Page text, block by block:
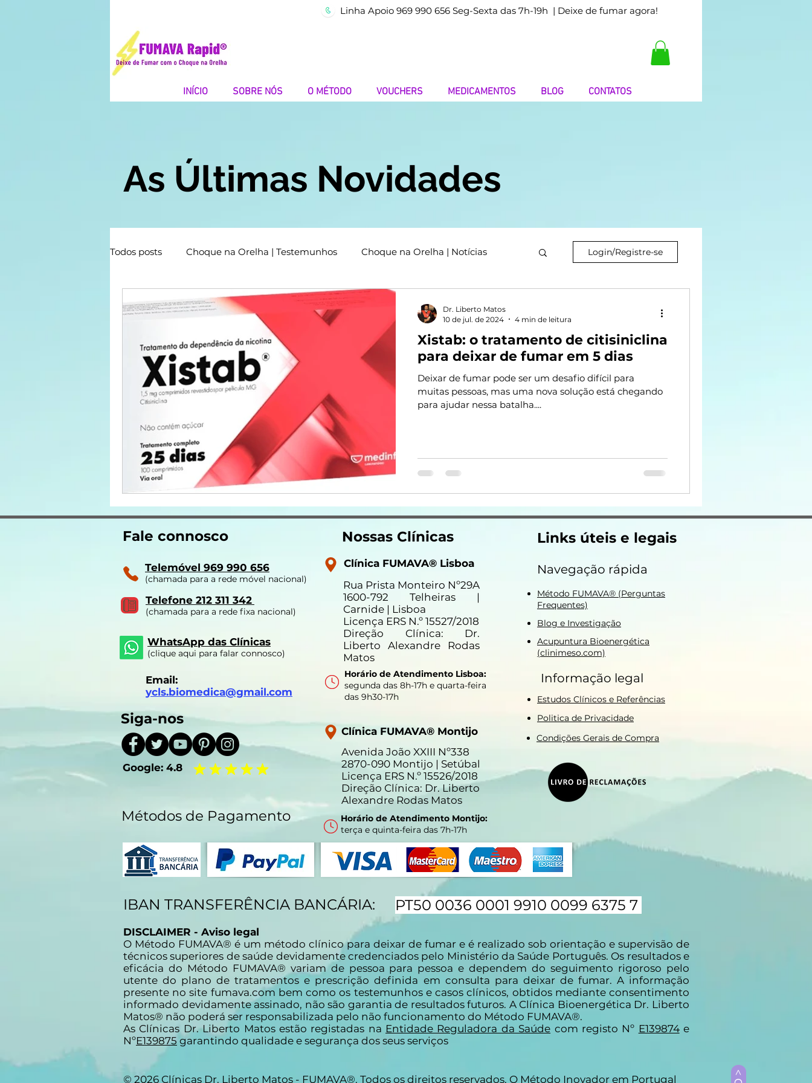
| Deixe de fumar agora!
Linha Apoio 969 990 656 Seg-Sexta das 7h-19h
INÍCIO SOBRE NÓS O MÉTODO VOUCHERS MEDICAMENTOS BLOG CONTATOS
As Últimas Novidades
Todos posts Choque na Orelha | Testemunhos Choque na Orelha | Notícias Login/Registre-se
Xistab: o tratamento de citisiniclina
para deixar de fumar em 5 dias
Deixar de fumar pode ser um desafio difícil para
muitas pessoas, mas uma nova solução está chegando
para ajudar nessa batalha....
Dr. Liberto Matos
10 de jul. de 2024
4 min de leitura
Fale connosco
Telemóvel 969 990 656
(chamada para a rede móvel nacional)
Telefone 212 311 342
(chamada para a rede fixa nacional)
WhatsApp das Clínicas
(clique aqui para falar connosco)
Email:
ycls.biomedica@gmail.com
Siga-nos
Clínica FUMAVA® Lisboa
Rua Prista Monteiro Nº29A
1600-792 Telheiras |
Carnide | Lisboa
Licença ERS N.º 15527/2018
Direção Clínica: Dr.
Liberto Alexandre Rodas
Matos
Horário de Atendimento Lisboa:
segunda das 8h-17h e quarta-feira
das 9h30-17h
Clínica FUMAVA® Montijo
Avenida João XXIII Nº338
2870-090 Montijo | Setúbal
Licença ERS N.º 15526/2018
Direção Clínica: Dr. Liberto
Alexandre Rodas Matos
Horário de Atendimento Montijo:
terça e quinta-feira das 7h-17h
Google: 4.8
Nossas Clínicas
Métodos de Pagamento
Links úteis e legais
Navegação rápida
Método FUMAVA® (Perguntas
Frequentes)
Blog e Investigação
Acupuntura Bioenergética
(clinimeso.com)
Informação legal
Estudos Clínicos e Referências
Politica de Privacidade
Condições Gerais de Compra
IBAN TRANSFERÊNCIA BANCÁRIA: PT50 0036 0001 9910 0099 6375 7
DISCLAIMER - Aviso legal
O Método FUMAVA® é um método clínico para deixar de fumar e é realizado sob orientação e supervisão de
técnicos superiores de saúde devidamente credenciados pelo Ministério da Saúde Português. Os resultados e
eficácia do Método FUMAVA® variam de pessoa para pessoa e dependem do seguimento rigoroso pelo
utente do plano de tratamentos e prescrição definida em consulta para deixar de fumar. A informação
presente no site fumava.com bem como os testemunhos e casos clínicos, obtidos mediante consentimento
informado devidamente assinado, não são garantia de resultados futuros. A Clínica Bioenergética Dr. Liberto
Matos® não poderá ser responsabilizada pelo não funcionamento do Método FUMAVA®.
As Clínicas Dr. Liberto Matos estão registadas na Entidade Reguladora da Saúde com registo Nº E139874e
NºE139875 garantindo qualidade e segurança dos seus serviços
© 2026 Clínicas Dr. Liberto Matos - FUMAVA®. Todos os direitos reservados. O Método Inovador em Portugal